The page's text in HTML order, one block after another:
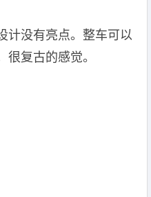
计没有亮点。整车可以
很复古的感觉。